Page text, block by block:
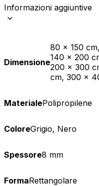
Informazioni aggiuntive
Dimensione
80 x 150
140 x 200
200 x 300
cm, 300 x
MaterialePolipropilene
ColoreGrigio, Nero
Spessore8 mm
FormaRettangolare